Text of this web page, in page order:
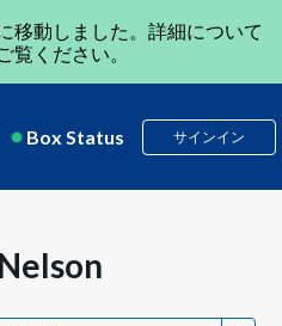
移動しました。詳細について
覧ください。
Box Status サインイン